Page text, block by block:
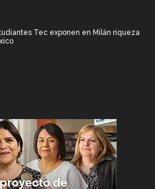
Tec exponen en Milán riqueza